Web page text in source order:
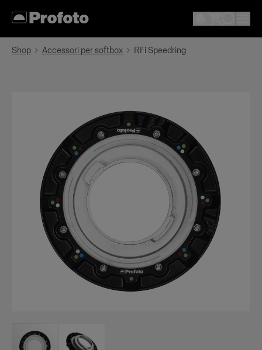
Shop Accessori per softbox RFi Speedring